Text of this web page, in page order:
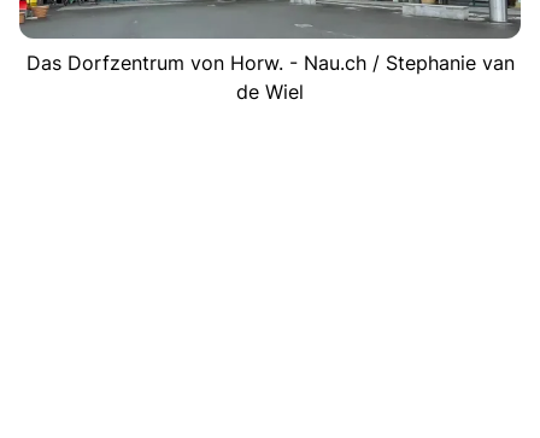
Das Dorfzentrum von Horw. - Nau.ch / Stephanie van
de Wiel